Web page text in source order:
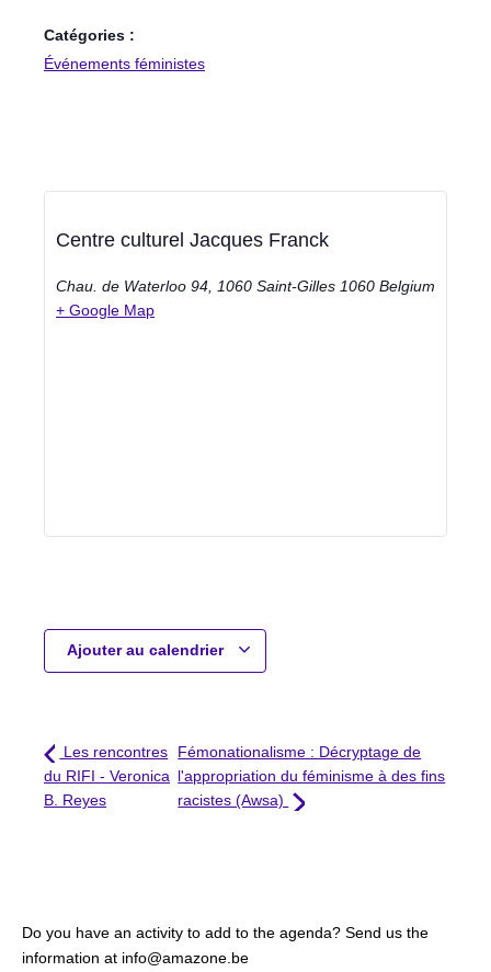
Catégories :
Événements féministes
Centre culturel Jacques Franck
Chau. de Waterloo 94, 1060 Saint-Gilles 1060 Belgium
+ Google Map
Ajouter au calendrier
Les rencontres
du RIFI - Veronica
B. Reyes
Fémonationalisme : Décryptage de
l'appropriation du féminisme à des fins
racistes (Awsa)
Do you have an activity to add to the agenda? Send us the
information at info@amazone.be